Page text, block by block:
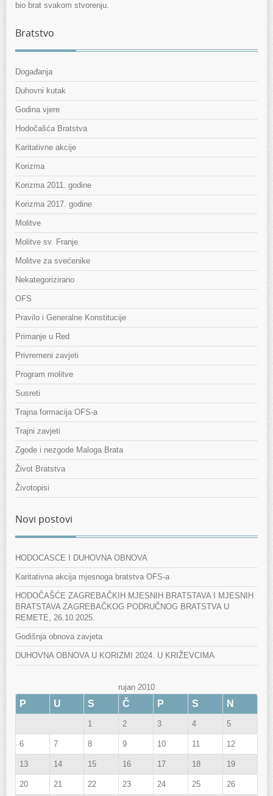
bio brat svakom stvorenju.
Bratstvo
Događanja
Duhovni kutak
Godina vjere
Hodočašća Bratstva
Karitativne akcije
Korizma
Korizma 2011. godine
Korizma 2017. godine
Molitve
Molitve sv. Franje
Molitve za svećenike
Nekategorizirano
OFS
Pravilo i Generalne Konstitucije
Primanje u Red
Privremeni zavjeti
Program molitve
Susreti
Trajna formacija OFS-a
Trajni zavjeti
Zgode i nezgode Maloga Brata
Život Bratstva
Životopisi
Novi postovi
HODOCASCE I DUHOVNA OBNOVA
Karitativna akcija mjesnoga bratstva OFS-a
HODOČAŠĆE ZAGREBAČKIH MJESNIH BRATSTAVA I MJESNIH
BRATSTAVA ZAGREBAČKOG PODRUČNOG BRATSTVA U
REMETE, 26.10.2025.
Godišnja obnova zavjeta
DUHOVNA OBNOVA U KORIZMI 2024. U KRIŽEVCIMA
rujan 2010
P U S Č P S N
1 2 3 4 5
6 7 8 9 10 11 12
13 14 15 16 17 18 19
20 21 22 23 24 25 26